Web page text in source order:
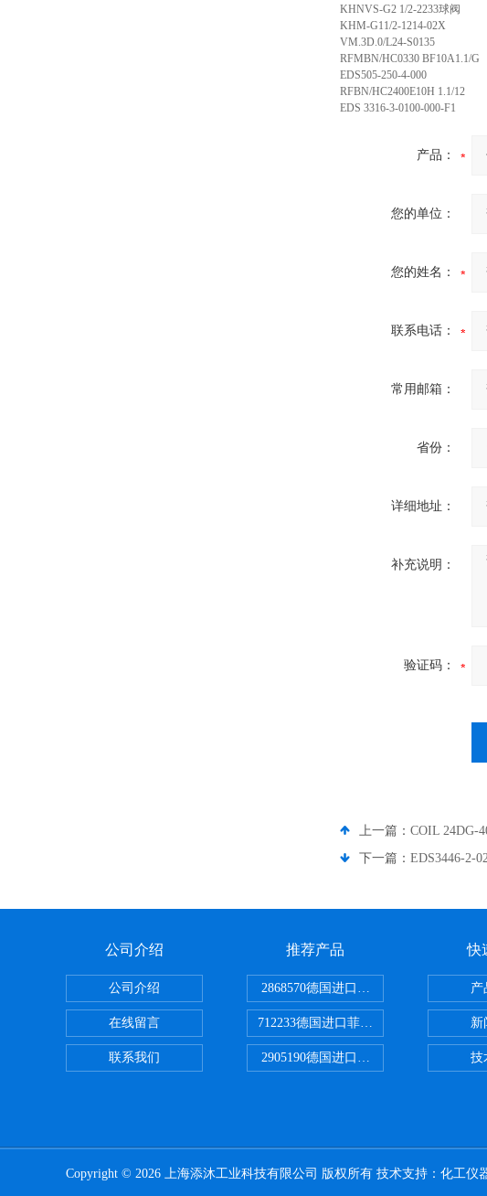
KHNVS-G2 1/2-2233球阀
KHM-G11/2-1214-02X
VM.3D.0/L24-S0135
RFMBN/HC0330 BF10A1.1/G
EDS505-250-4-000
RFBN/HC2400E10H 1.1/12
EDS 3316-3-0100-000-F1
产品：
您的单位：
您的姓名：
联系电话：
常用邮箱：
省份：
详细地址：
补充说明：
验证码：
上一篇： COIL 24DG-
下一篇： EDS3446-2-
公司介绍
公司介绍
在线留言
联系我们
推荐产品
2868570德国进口菲尼克斯电源
712233德国进口菲尼克斯断路器
2905190德国进口菲尼克斯继电器
快
产
新
技
Copyright © 2026 上海添沐工业科技有限公司 版权所有 技术支持： 化工仪